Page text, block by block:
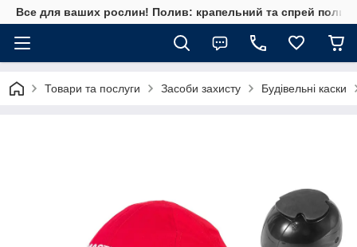
Все для ваших рослин! Полив: крапельний та спрей полив,
Товари та послуги Засоби захисту Будівельні каски